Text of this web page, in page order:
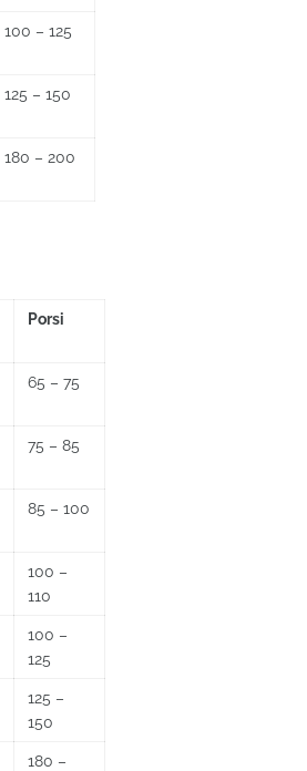
100 – 125
125 – 150
180 – 200
Porsi
65 – 75
75 – 85
85 – 100
100 –
110
100 –
125
125 –
150
180 –